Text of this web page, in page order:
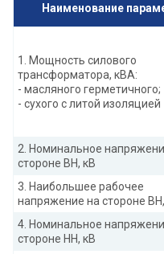
Наименование
1. Мощность силового
трансформатора, кВА:
- масляного герметичного;
- сухого с литой изоляцией
2. Номинальное
стороне ВН, кВ
3. Наибольшее рабочее
напряжение на стороне
4. Номинальное
стороне НН, кВ